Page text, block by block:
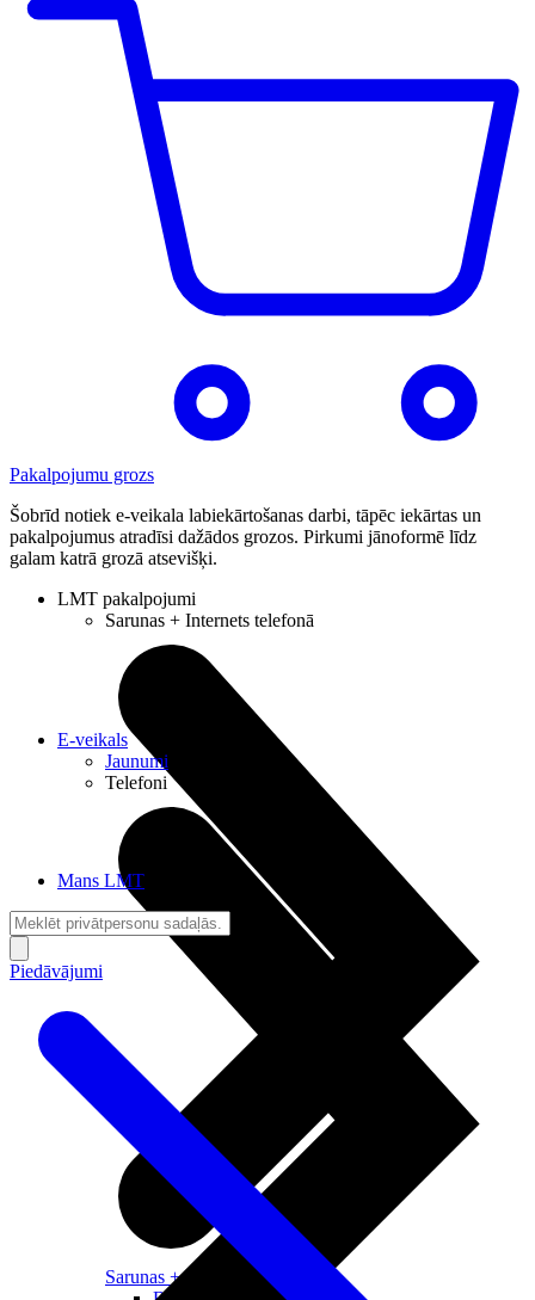
Pakalpojumu grozs
Šobrīd notiek e-veikala labiekārtošanas darbi, tāpēc iekārtas un
pakalpojumus atradīsi dažādos grozos. Pirkumi jānoformē līdz
galam katrā grozā atsevišķi.
LMT pakalpojumi
Sarunas + Internets telefonā
Sarunas + Internets
E-veikals
Jaunumi
Telefoni
Mans LMT
Piedāvājumi